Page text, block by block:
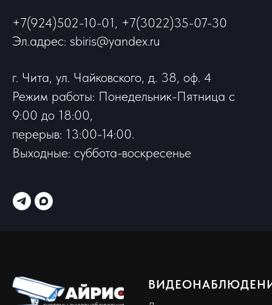
+7(924)502-10-01, +7(3022)35-07-30
Эл.адрес: sbiris@yandex.ru
г. Чита, ул. Чайковского, д. 38, оф. 4
Режим работы: Понедельник-Пятница с
9:00 до 18:00,
перерыв: 13:00-14:00.
Выходные: суббота-воскресенье